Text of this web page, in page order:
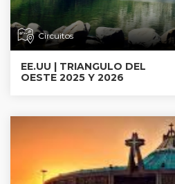
Circuitos
EE.UU | TRIANGULO DEL
OESTE 2025 Y 2026